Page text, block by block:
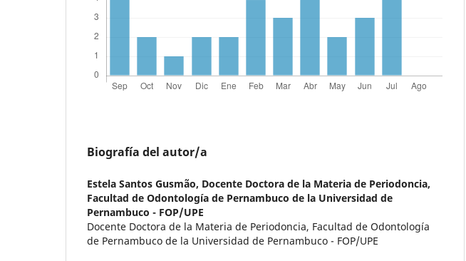
Biografía del autor/a
Estela Santos Gusmão, Docente Doctora de la Materia de Periodoncia,
Facultad de Odontología de Pernambuco de la Universidad de
Pernambuco - FOP/UPE
Docente Doctora de la Materia de Periodoncia, Facultad de Odontología
de Pernambuco de la Universidad de Pernambuco - FOP/UPE